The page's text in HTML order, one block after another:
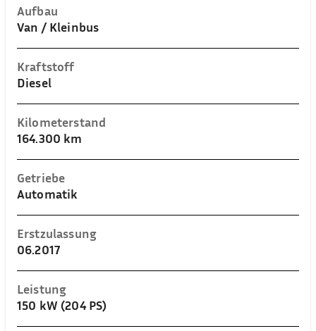
Aufbau
Van / Kleinbus
Kraftstoff
Diesel
Kilometerstand
164.300 km
Getriebe
Automatik
Erstzulassung
06.2017
Leistung
150 kW (204 PS)